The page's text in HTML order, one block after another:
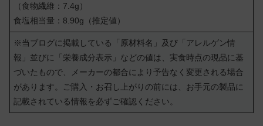
（食物繊維：7.4g）
食塩相当量：8.90g（推定値）
※当ブログに掲載している「原材料名」及び「アレルゲン情
報」並びに「栄養成分表示」などの値は、実食時点の現品に基
づいたもので、メーカーの都合により予告なく変更される場合
があります。ご購入・お召し上がりの前には、お手元の製品に
記載されている情報を必ずご確認ください。